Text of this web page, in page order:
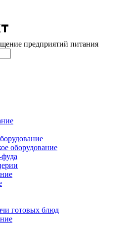
предприятий питания
оборудование
готовых блюд